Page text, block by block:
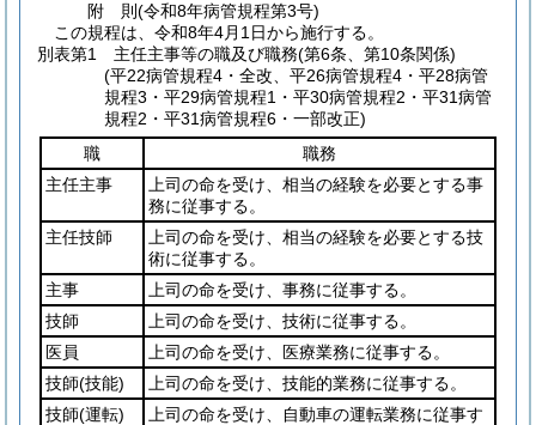
附 則(令和8年病管規程第3号)
この規程は、令和8年4月1日から施行する。
別表第1
主任主事等の職及び職務(第6条、第10条関係)
(平22病管規程4・全改、平26病管規程4・平28病管
規程3・平29病管規程1・平30病管規程2・平31病管
規程2・平31病管規程6・一部改正)
職
職務
主任主事
上司の命を受け、相当の経験を必要とする事
務に従事する。
主任技師
上司の命を受け、相当の経験を必要とする技
術に従事する。
主事
上司の命を受け、事務に従事する。
技師
上司の命を受け、技術に従事する。
医員
上司の命を受け、医療業務に従事する。
技師(技能)
上司の命を受け、技能的業務に従事する。
技師(運転)
上司の命を受け、自動車の運転業務に従事す